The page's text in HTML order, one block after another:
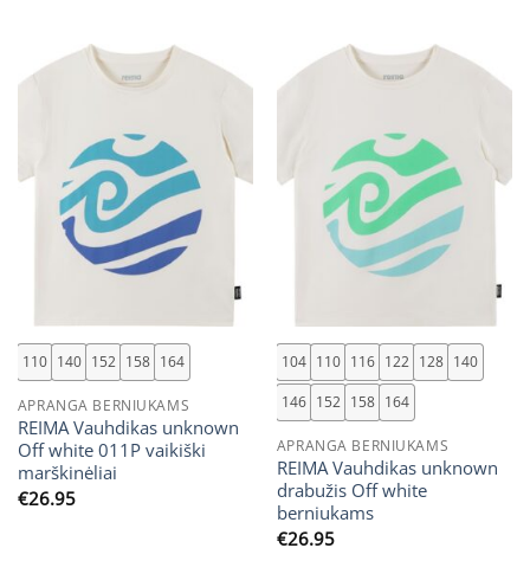
110 140 152 158 164
APRANGA BERNIUKAMS
REIMA Vauhdikas unknown
Off white 011P vaikiški
marškinėliai
€26.95
104 110 116 122 128 140
146 152 158 164
APRANGA BERNIUKAMS
REIMA Vauhdikas unknown
drabužis Off white
berniukams
€26.95